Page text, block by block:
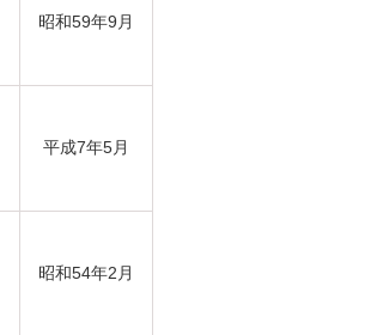
昭和59年9月
平成7年5月
昭和54年2月